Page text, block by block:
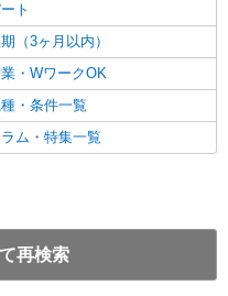
ト
（3ヶ月以内）
・WワークOK
・条件一覧
ラム・特集一覧
再検索